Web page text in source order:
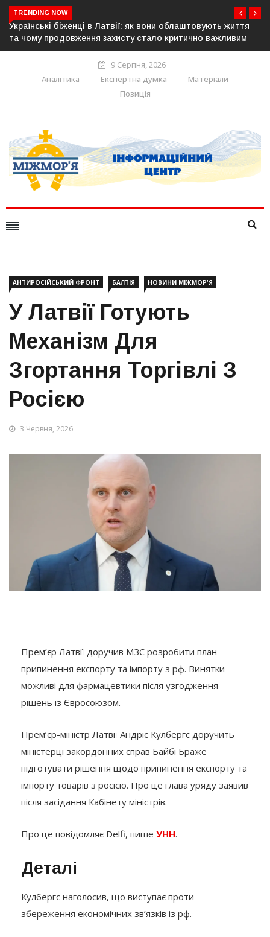
TRENDING NOW
життя
У понад 25 містах Польщі відбудуться акції на
українців: виступлять проти агресії та ненависті
9 Серпня, 2026
Аналітика
Експертна думка
Матеріали
Позиція
АНТИРОСІЙСЬКИЙ ФРОНТ БАЛТІЯ НОВИНИ МІЖМОР'Я
У Латвії Готують
Механізм Для
Згортання Торгівлі З
Росією
3 Червня, 2026
Прем’єр Латвії доручив МЗС розробити план
припинення експорту та імпорту з рф. Винятки
можливі для фармацевтики після узгодження
рішень із Євросоюзом.
Прем’єр-міністр Латвії Андріс Кулбергс доручить
міністерці закордонних справ Байбі Браже
підготувати рішення щодо припинення експорту та
імпорту товарів з росією. Про це глава уряду заявив
після засідання Кабінету міністрів.
Про це повідомляє Delfi, пише УНН.
Деталі
Кулбергс наголосив, що виступає проти
збереження економічних зв’язків із рф.